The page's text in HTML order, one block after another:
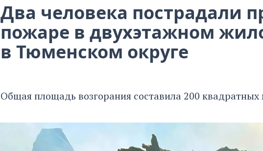
Два человека пострадали
пожаре в двухэтажном
в Тюменском округе
Общая площадь возгорания составила 200 квадратных